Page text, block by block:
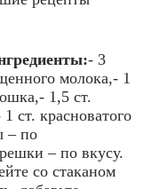
- 3
молока,- 1
1,5 ст.
ст. красноватого
– по
– по вкусу.
со стаканом